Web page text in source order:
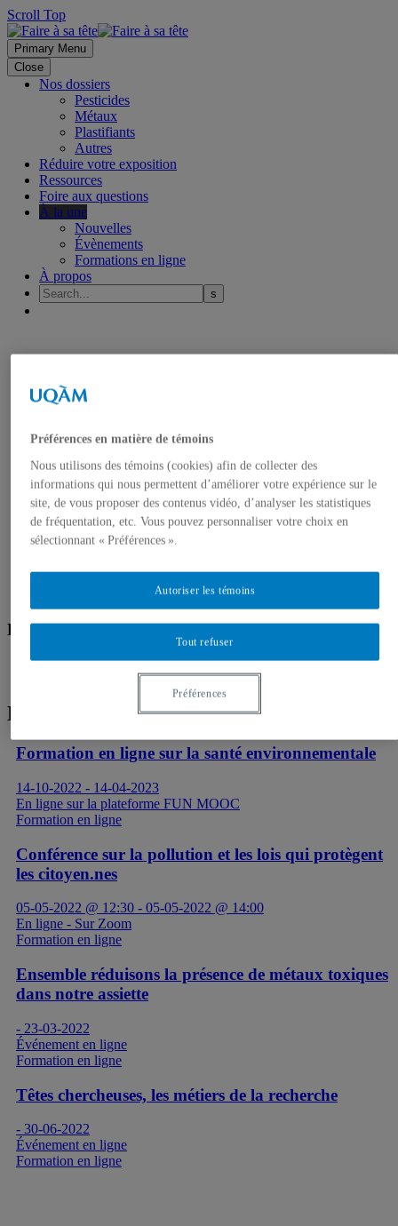
Scroll Top
Primary Menu
Close
Nos dossiers
Pesticides
Métaux
Plastifiants
Autres
Réduire votre exposition
Ressources
Foire aux questions
À la une
Nouvelles
Évènements
Formations en ligne
À propos
Formations en ligne
Évènements
Formation en ligne sur la santé environnementale
14-10-2022 - 14-04-2023
En ligne sur la plateforme FUN MOOC
Formation en ligne
Conférence sur la pollution et les lois qui protègent
les citoyen.nes
05-05-2022 @ 12:30 - 05-05-2022 @ 14:00
En ligne - Sur Zoom
Formation en ligne
Ensemble réduisons la présence de métaux toxiques
dans notre assiette
- 23-03-2022
Événement en ligne
Formation en ligne
Têtes chercheuses, les métiers de la recherche
- 30-06-2022
Événement en ligne
Formation en ligne
Préférences en matière de témoins
Nous utilisons des témoins (cookies) afin de collecter des
informations qui nous permettent d’améliorer votre expérience sur le
site, de vous proposer des contenus vidéo, d’analyser les statistiques
de fréquentation, etc. Vous pouvez personnaliser votre choix en
sélectionnant « Préférences ».
Tout refuser
Autoriser les témoins
Préférences